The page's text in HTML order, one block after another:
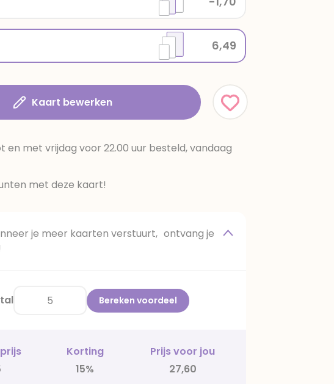
6,49
Kaart bewerken
en met vrijdag voor 22.00 uur besteld, vandaag
met deze kaart!
je meer kaarten verstuurt, ontvang je
Bereken voordeel
Korting
Prijs voor jou
15% 27,60